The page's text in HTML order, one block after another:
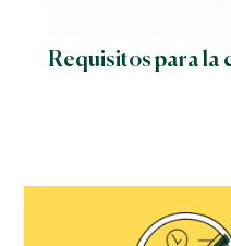
Requisitos para la